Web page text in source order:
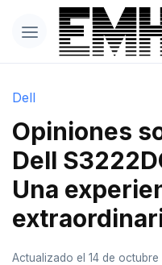
Dell
Opiniones
Dell
Una
Actualizado el 14 de octubre